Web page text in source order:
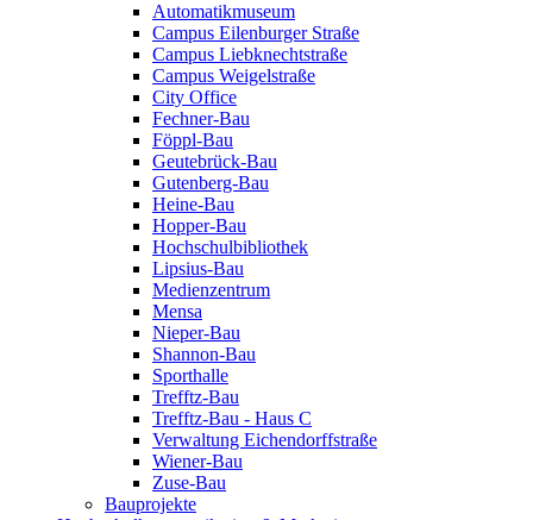
Automatikmuseum
Campus Eilenburger Straße
Campus Liebknechtstraße
Campus Weigelstraße
City Office
Fechner-Bau
Föppl-Bau
Geutebrück-Bau
Gutenberg-Bau
Heine-Bau
Hopper-Bau
Hochschulbibliothek
Lipsius-Bau
Medienzentrum
Mensa
Nieper-Bau
Shannon-Bau
Sporthalle
Trefftz-Bau
Trefftz-Bau - Haus C
Verwaltung Eichendorffstraße
Wiener-Bau
Zuse-Bau
Bauprojekte